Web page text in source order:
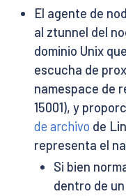
El agente de
al ztunnel del
dominio Unix
escucha de
namespace de
15001), y
de archivo de
representa el
Si bien
dentro de